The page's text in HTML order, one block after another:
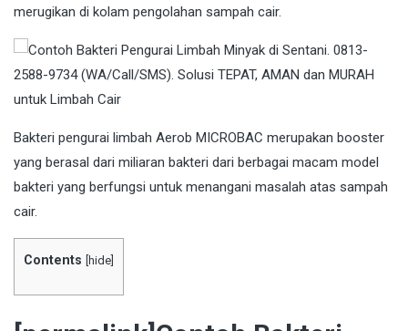
merugikan di kolam pengolahan sampah cair.
Bakteri pengurai limbah Aerob MICROBAC merupakan booster
yang berasal dari miliaran bakteri dari berbagai macam model
bakteri yang berfungsi untuk menangani masalah atas sampah
cair.
Contents hide